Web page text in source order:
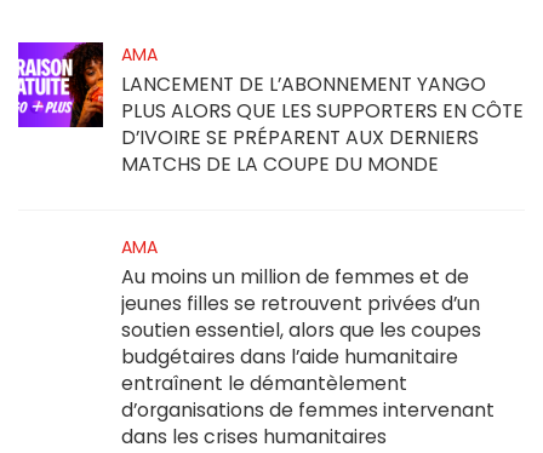
AMA
LANCEMENT DE L’ABONNEMENT YANGO
PLUS ALORS QUE LES SUPPORTERS EN CÔTE
D’IVOIRE SE PRÉPARENT AUX DERNIERS
MATCHS DE LA COUPE DU MONDE
AMA
Au moins un million de femmes et de
jeunes filles se retrouvent privées d’un
soutien essentiel, alors que les coupes
budgétaires dans l’aide humanitaire
entraînent le démantèlement
d’organisations de femmes intervenant
dans les crises humanitaires